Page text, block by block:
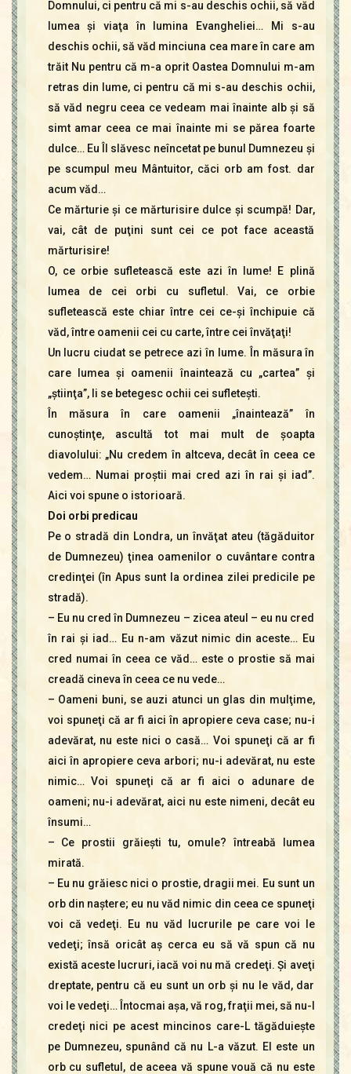
Domnului, ci pentru că mi s-au deschis ochii, să văd
lumea şi viaţa în lumina Evangheliei… Mi s-au
deschis ochii, să văd minciuna cea mare în care am
trăit Nu pentru că m-a oprit Oastea Domnului m-am
retras din lume, ci pentru că mi s-au deschis ochii,
să văd negru ceea ce vedeam mai înainte alb şi să
simt amar ceea ce mai înainte mi se părea foarte
dulce… Eu Îl slăvesc neîncetat pe bunul Dumnezeu şi
pe scumpul meu Mântuitor, căci orb am fost. dar
acum văd…
Ce mărturie şi ce mărturisire dulce şi scumpă! Dar,
vai, cât de puţini sunt cei ce pot face această
mărturisire!
O, ce orbie sufletească este azi în lume! E plină
lumea de cei orbi cu sufletul. Vai, ce orbie
sufletească este chiar între cei ce-şi închipuie că
văd, între oamenii cei cu carte, între cei învăţaţi!
Un lucru ciudat se petrece azi în lume. În măsura în
care lumea şi oamenii înaintează cu „cartea” şi
„ştiinţa”, li se betegesc ochii cei sufleteşti.
În măsura în care oamenii „înaintează” în
cunoştinţe, ascultă tot mai mult de şoapta
diavolului: „Nu credem în altceva, decât în ceea ce
vedem… Numai proştii mai cred azi în rai şi iad”.
Aici voi spune o istorioară.
Doi orbi predicau
Pe o stradă din Londra, un învăţat ateu (tăgăduitor
de Dumnezeu) ţinea oamenilor o cuvântare contra
credinţei (în Apus sunt la ordinea zilei predicile pe
stradă).
– Eu nu cred în Dumnezeu – zicea ateul – eu nu cred
în rai şi iad… Eu n-am văzut nimic din aceste… Eu
cred numai în ceea ce văd… este o prostie să mai
creadă cineva în ceea ce nu vede…
– Oameni buni, se auzi atunci un glas din mulţime,
voi spuneţi că ar fi aici în apropiere ceva case; nu-i
adevărat, nu este nici o casă… Voi spuneţi că ar fi
aici în apropiere ceva arbori; nu-i adevărat, nu este
nimic… Voi spuneţi că ar fi aici o adunare de
oameni; nu-i adevărat, aici nu este nimeni, decât eu
însumi…
– Ce prostii grăieşti tu, omule? întreabă lumea
mirată.
– Eu nu grăiesc nici o prostie, dragii mei. Eu sunt un
orb din naştere; eu nu văd nimic din ceea ce spuneţi
voi că vedeţi. Eu nu văd lucrurile pe care voi le
vedeţi; însă oricât aş cerca eu să vă spun că nu
există aceste lucruri, iacă voi nu mă credeţi. Şi aveţi
dreptate, pentru că eu sunt un orb şi nu le văd, dar
voi le vedeţi… Întocmai aşa, vă rog, fraţii mei, să nu-l
credeţi nici pe acest mincinos care-L tăgăduieşte
pe Dumnezeu, spunând că nu L-a văzut. El este un
orb cu sufletul, de aceea vă spune vouă că nu este